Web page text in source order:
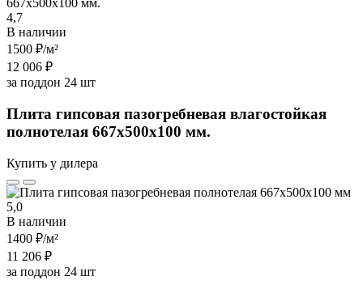
4,7
В наличии
1500 ₽/м²
12 006 ₽
за поддон 24 шт
Плита гипсовая пазогребневая влагостойкая
полнотелая 667х500х100 мм.
Купить у дилера
5,0
В наличии
1400 ₽/м²
11 206 ₽
за поддон 24 шт